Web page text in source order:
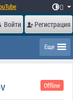

Войти Регистрация
Еще
Offline